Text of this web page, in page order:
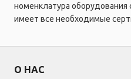
номенклатура оборудования
имеет все необходимые
О НАС